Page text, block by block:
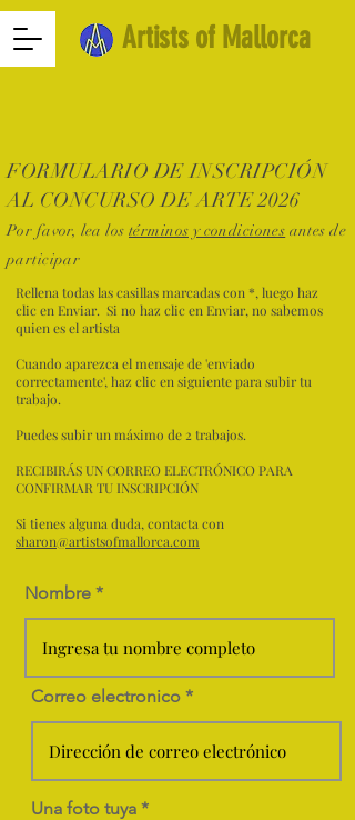
Artists of Mallorca
FORMULARIO DE INSCRIPCIÓN
AL CONCURSO DE ARTE 2026
Por favor, lea los términos y condiciones antes de
participar
Rellena todas las casillas marcadas con *, luego haz
clic en Enviar. Si no haz clic en Enviar, no sabemos
quien es el artista
Cuando aparezca el mensaje de 'enviado
correctamente', haz clic en siguiente para subir tu
trabajo.
Puedes subir un máximo de 2 trabajos.
RECIBIRÁS UN CORREO ELECTRÓNICO PARA
CONFIRMAR TU INSCRIPCIÓN
Si tienes alguna duda, contacta con
sharon@artistsofmallorca.com
Nombre
Correo electronico
Una foto tuya